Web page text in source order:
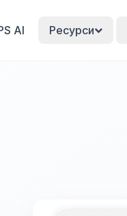
AI Ресурси